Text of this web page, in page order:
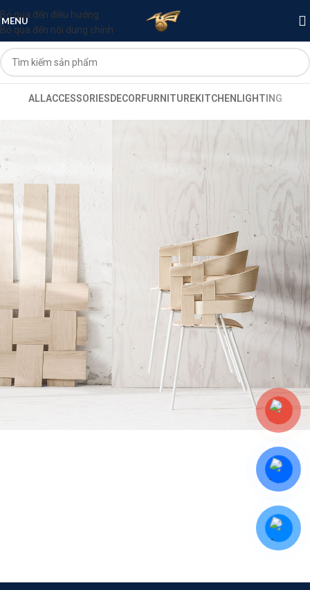
Bỏ qua đến điều hướng
Bỏ qua đến nội dung chính
MENU
ALLACCESSORIESDECORFURNITUREKITCHEN LIGHTING